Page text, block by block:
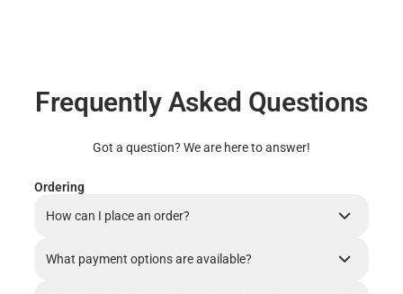
Frequently Asked Questions
Got a question? We are here to answer!
Ordering
How can I place an order?
What payment options are available?